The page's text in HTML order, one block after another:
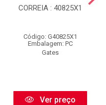
CORREIA : 40825X1
Código: G40825X1
Embalagem: PC
Gates
Ver preço